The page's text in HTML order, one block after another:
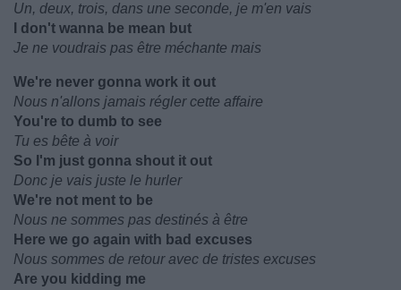
Un, deux, trois, dans une seconde, je m'en vais
I don't wanna be mean but
Je ne voudrais pas être méchante mais
We're never gonna work it out
Nous n'allons jamais régler cette affaire
You're to dumb to see
Tu es bête à voir
So I'm just gonna shout it out
Donc je vais juste le hurler
We're not ment to be
Nous ne sommes pas destinés à être
Here we go again with bad excuses
Nous sommes de retour avec de tristes excuses
Are you kidding me